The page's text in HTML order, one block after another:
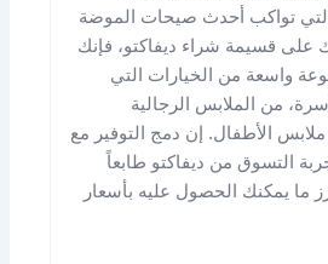
التي تواكب أحدث صيحات الموضة
على قسيمة شراء ديفاكتو، فإنك
واسعة من الخيارات التي
من الملابس الرجالية
ملابس الأطفال. إن دمج التوفير مع
التسوق من ديفاكتو طابعاً
ما يمكنك الحصول عليه بأسعار